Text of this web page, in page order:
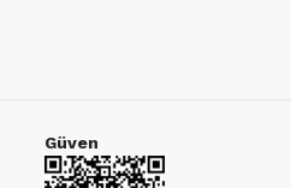
Güven